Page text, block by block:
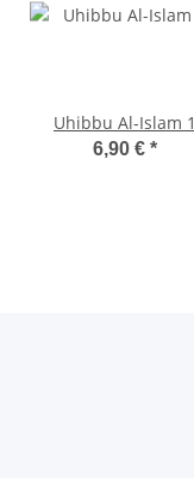
Uhibbu Al-Islam 1
6,90 € *